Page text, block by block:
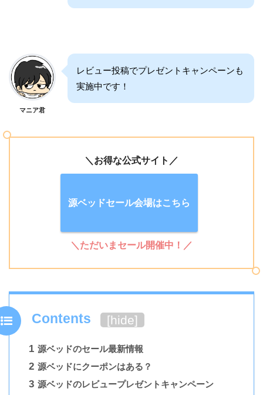
マニア君
レビュー投稿でプレゼントキャンペーンも
実施中です！
＼お得な公式サイト／
源ベッドセール会場はこちら
＼ただいまセール開催中！／
Contents [hide]
1 源ベッドのセール最新情報
2 源ベッドにクーポンはある？
3 源ベッドのレビュープレゼントキャンペーン